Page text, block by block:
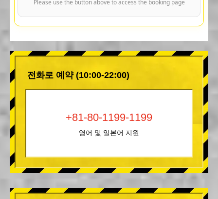
Please use the button above to access the booking page
전화로 예약 (10:00-22:00)
+81-80-1199-1199
영어 및 일본어 지원